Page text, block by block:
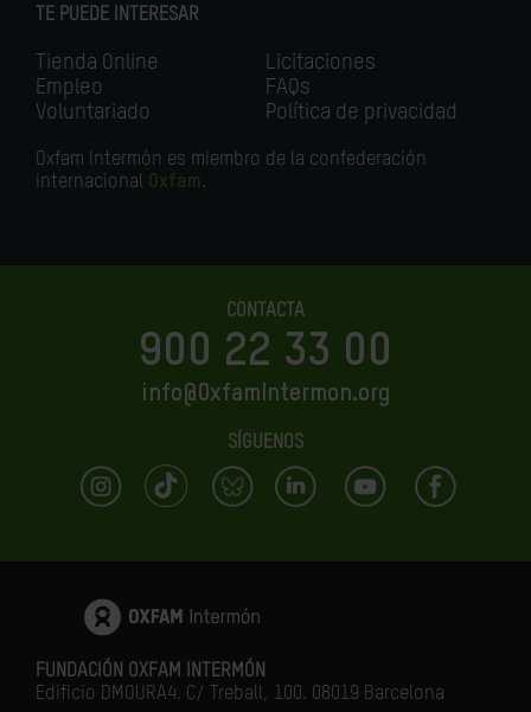
TE PUEDE INTERESAR
Tienda Online
Empleo
Voluntariado
Licitaciones
FAQs
Política de privacidad
Oxfam Intermón es miembro de la confederación
internacional Oxfam.
CONTACTA
900 22 33 00
info@OxfamIntermon.org
SÍGUENOS
FUNDACIÓN OXFAM INTERMÓN
Edificio DMOURA4. C/ Treball, 100. 08019 Barcelona